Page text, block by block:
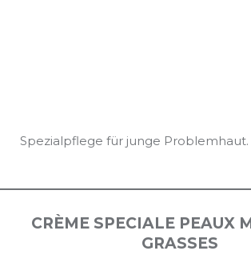
Spezialpflege für junge Problemhaut.
CRÈME SPECIALE PEAUX
GRASSES